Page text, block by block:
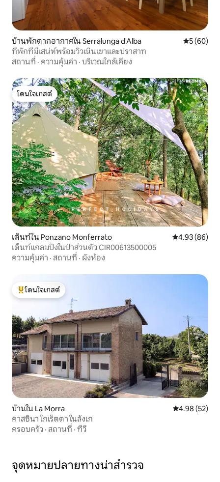
บ้านพักตากอากาศใน Serralunga d'Alba คะแนนเฉลี่
5 (60)
ที่พักที่มีเสน่ห์พร้อมวิวเนินเขาและปราสาท
สถานที่ · ความคุ้มค่า · บริเวณใกล้เคียง
โดนใจเกสต์
โดนใจเกสต์
เต็นท์ใน Ponzano Monferrato คะแนนเฉลี่ย
4.93 (86)
เต็นท์แกลมปิ้งในป่าส่วนตัว CIR00613500005
ความคุ้มค่า · สถานที่ · ผังห้อง
โดนใจเกสต์ที่สุด
โดนใจเกสต์
บ้านใน La Morra คะแนนเฉลี่ย
4.98 (52)
คาสซินา โกเร็ตตา ในลังเก
ครอบครัว · สถานที่ · ทีวี
จุดหมายปลายทางน่าสำรวจ